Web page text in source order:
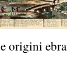
origini